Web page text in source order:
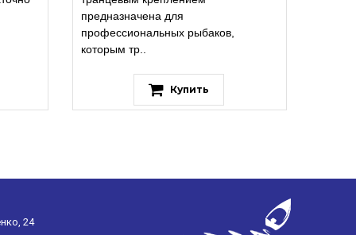
предназначена для
профессиональных рыбаков,
которым тр..
Купить
24